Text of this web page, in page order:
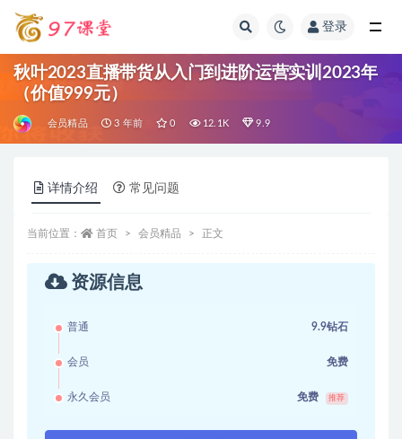
登录
秋叶2023直播带货从入门到进阶运营实训2023年
（价值999元）
会员精品 3 年前 0 12.1K 9.9
详情介绍 常见问题
当前位置： 首页 会员精品 正文
资源信息
普通 9.9钻石
会员 免费
永久会员 免费 推荐